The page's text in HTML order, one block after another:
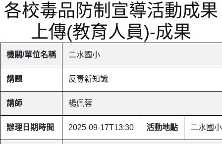
各校毒品防制宣導活動成果
上傳(教育人員)-成果
機關/單位名稱 二水國小
講題 反毒新知識
講師 楊佩蓉
辦理日期時間 2025-09-17T13:30 活動地點 二水國